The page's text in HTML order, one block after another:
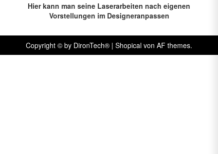
Hier kann man seine Laserarbeiten nach eigenen
Vorstellungen im Designeranpassen
Copyright © by DironTech® | Shopical von AF themes.